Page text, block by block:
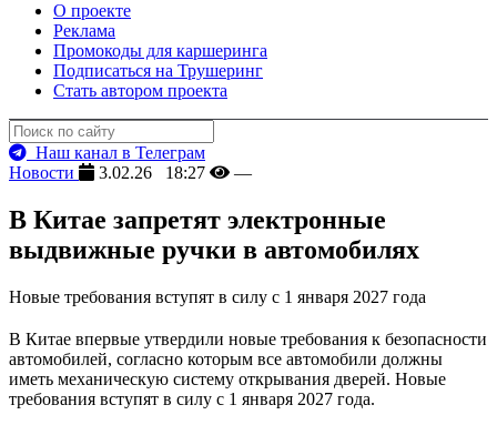
О проекте
Реклама
Промокоды для каршеринга
Подписаться на Трушеринг
Стать автором проекта
Наш канал в Телеграм
Новости
3.02.26 18:27 —
В Китае запретят электронные
выдвижные ручки в автомобилях
Новые требования вступят в силу с 1 января 2027 года
В Китае впервые утвердили новые требования к безопасности
автомобилей, согласно которым все автомобили должны
иметь механическую систему открывания дверей. Новые
требования вступят в силу с 1 января 2027 года.